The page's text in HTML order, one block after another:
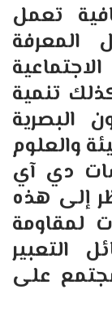
تعمل
المعرفة
تنمية
البصرية
والعلوم
دي آي
إلى هذه
لمقاومة
التعبير
على